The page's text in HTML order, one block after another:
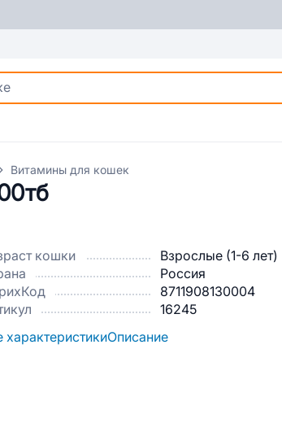
Витамины для кошек
кошки
Взрослые (1-6 лет)
Россия
8711908130004
16245
характеристикиОписание